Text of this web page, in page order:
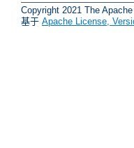
Copyright 2021 The
基于 Apache License,